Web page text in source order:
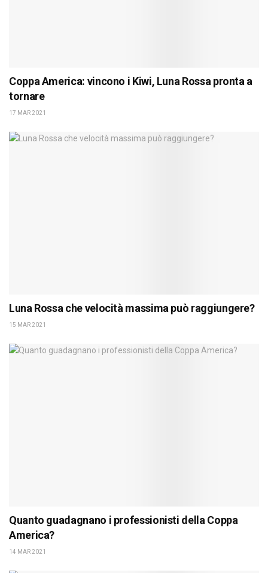
Coppa America: vincono i Kiwi, Luna Rossa pronta a
tornare
17 MAR 2021
Luna Rossa che velocità massima può raggiungere?
15 MAR 2021
Quanto guadagnano i professionisti della Coppa
America?
14 MAR 2021